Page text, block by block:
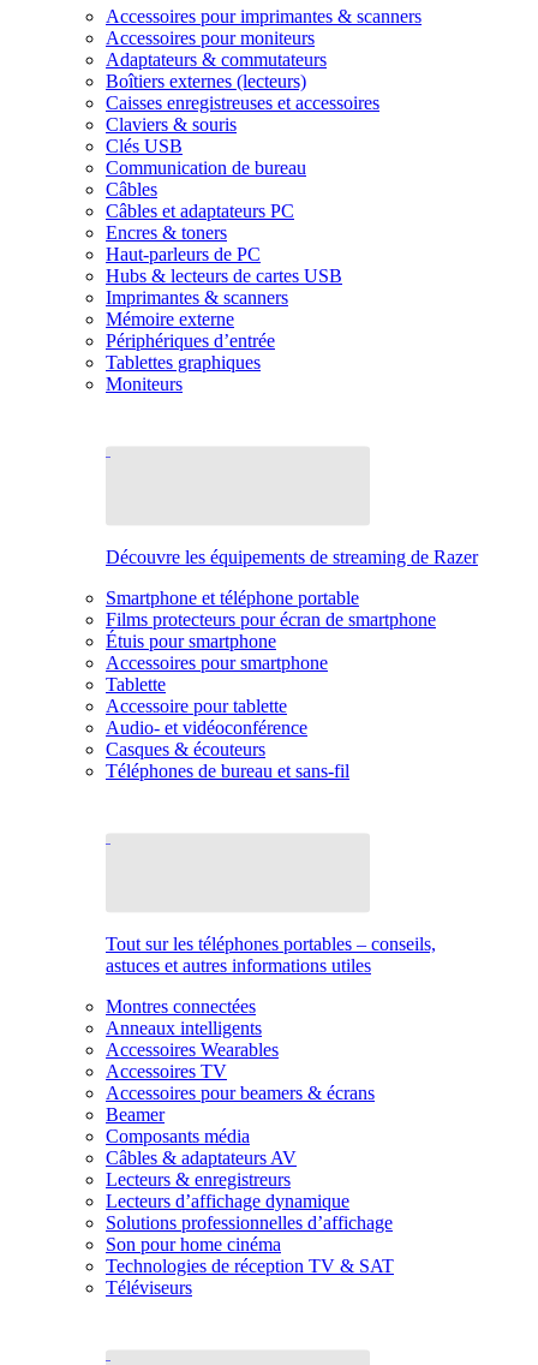
Accessoires pour imprimantes & scanners
Accessoires pour moniteurs
Adaptateurs & commutateurs
Boîtiers externes (lecteurs)
Caisses enregistreuses et accessoires
Claviers & souris
Clés USB
Communication de bureau
Câbles
Câbles et adaptateurs PC
Encres & toners
Haut-parleurs de PC
Hubs & lecteurs de cartes USB
Imprimantes & scanners
Mémoire externe
Périphériques d’entrée
Tablettes graphiques
Moniteurs
Découvre les équipements de streaming de Razer
Smartphone et téléphone portable
Films protecteurs pour écran de smartphone
Étuis pour smartphone
Accessoires pour smartphone
Tablette
Accessoire pour tablette
Audio- et vidéoconférence
Casques & écouteurs
Téléphones de bureau et sans-fil
Tout sur les téléphones portables – conseils,
astuces et autres informations utiles
Montres connectées
Anneaux intelligents
Accessoires Wearables
Accessoires TV
Accessoires pour beamers & écrans
Beamer
Composants média
Câbles & adaptateurs AV
Lecteurs & enregistreurs
Lecteurs d’affichage dynamique
Solutions professionnelles d’affichage
Son pour home cinéma
Technologies de réception TV & SAT
Téléviseurs